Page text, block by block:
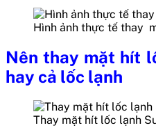
Hình ảnh thực tế thay
Nên thay mặt hít
hay cả lốc lạnh
Thay mặt hít lốc lạnh